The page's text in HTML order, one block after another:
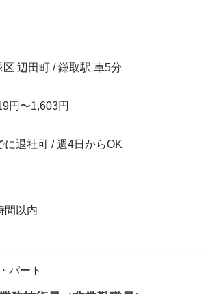
区 辺田町 / 鎌取駅 車5分
円〜1,603円
に退社可 / 週4日からOK
間以内
パート